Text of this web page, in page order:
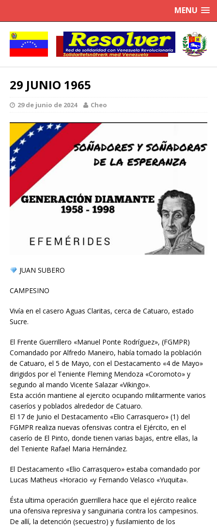
MENU
29 JUNIO 1965
29 de junio de 2024 Cheo
JUAN SUBERO
CAMPESINO
Vivía en el casero Aguas Claritas, cerca de Catuaro, estado
Sucre.
El Frente Guerrillero «Manuel Ponte Rodríguez», (FGMPR)
Comandado por Alfredo Maneiro, había tomado la población
de Catuaro, el 5 de Mayo, con el Destacamento «4 de Mayo»
dirigidos por el Teniente Fleming Mendoza «Coromoto» y
segundo al mando Vicente Salazar «Vikingo».
Esta acción mantiene al ejercito ocupando militarmente varios
caseríos y poblados alrededor de Catuaro.
El 17 de Junio el Destacamento «Elio Carrasquero» (1) del
FGMPR realiza nuevas ofensivas contra el Ejército, en el
caserío de El Pinto, donde tienen varias bajas, entre ellas, la
del Teniente Rafael Maria Hernández.
El Destacamento «Elio Carrasquero» estaba comandado por
Lucas Matheus «Horacio «y Fernando Velasco «Yuquita».
Ésta ultima operación guerrillera hace que el ejército realice
una ofensiva represiva y sanguinaria contra los campesinos.
De allí, la detención (secuestro) y fusilamiento de los